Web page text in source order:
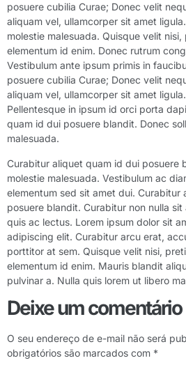
posuere cubilia Curae; Donec velit
aliquam vel, ullamcorper sit amet
molestie malesuada. Quisque velit
elementum id enim. Donec rutrum
Vestibulum ante ipsum primis in
posuere cubilia Curae; Donec velit
aliquam vel, ullamcorper sit amet
Pellentesque in ipsum id orci porta
quam id dui posuere blandit. Donec
malesuada.
Curabitur aliquet quam id dui posuere
molestie malesuada. Vestibulum ac
elementum sed sit amet dui. Curabitur
posuere blandit. Curabitur non nulla
quis ac lectus. Lorem ipsum dolor sit
adipiscing elit. Curabitur arcu erat,
porttitor at sem. Quisque velit nisi,
elementum id enim. Mauris blandit
pulvinar a. Nulla quis lorem ut libero
Deixe um comentário
O seu endereço de e-mail não será
obrigatórios são marcados com *